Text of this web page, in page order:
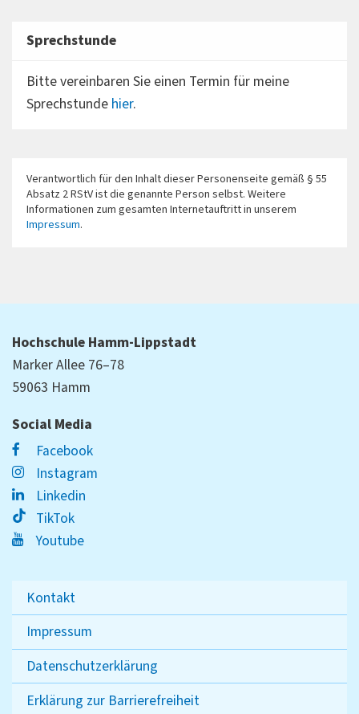
Sprechstunde
Bitte vereinbaren Sie einen Termin für meine
Sprechstunde hier.
Verantwortlich für den Inhalt dieser Personenseite gemäß § 55
Absatz 2 RStV ist die genannte Person selbst. Weitere
Informationen zum gesamten Internetauftritt in unserem
Impressum.
Hochschule Hamm-Lippstadt
Marker Allee 76–78
59063 Hamm
Social Media
Facebook
Instagram
Linkedin
TikTok
Youtube
Kontakt
Impressum
Datenschutzerklärung
Erklärung zur Barrierefreiheit